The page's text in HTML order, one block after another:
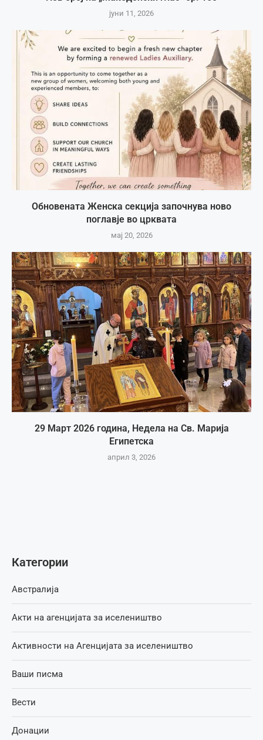
јуни 11, 2026
Обновената Женска секција започнува ново
поглавје во црквата
мај 20, 2026
29 Март 2026 година, Недела на Св. Марија
Египетска
април 3, 2026
Категории
Австралија
Акти на агенцијата за иселеништво
Активности на Агенцијата за иселеништво
Ваши писма
Вести
Донации